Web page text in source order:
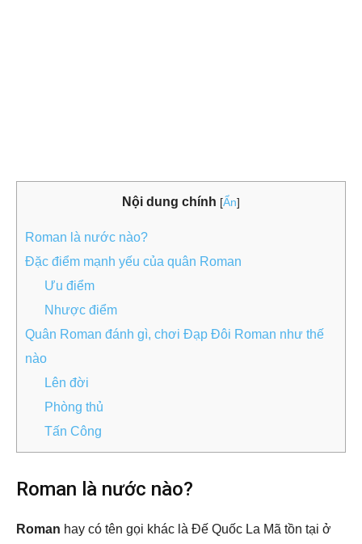
Nội dung chính [Ẩn]
Roman là nước nào?
Đặc điểm mạnh yếu của quân Roman
Ưu điểm
Nhược điểm
Quân Roman đánh gì, chơi Đạp Đôi Roman như thế
nào
Lên đời
Phòng thủ
Tấn Công
Roman là nước nào?
Roman hay có tên gọi khác là Đế Quốc La Mã tồn tại ở